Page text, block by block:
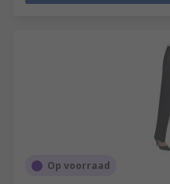
Op voorraad